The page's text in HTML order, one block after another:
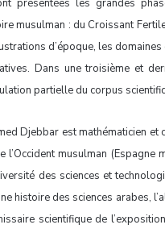
présentées les grandes
musulman : du Croissant
d’époque, les
Dans une troisième et
partielle du corpus
Djebbar est mathématicien et
l’Occident musulman
des sciences et
histoire des sciences arabes,
scientifique de